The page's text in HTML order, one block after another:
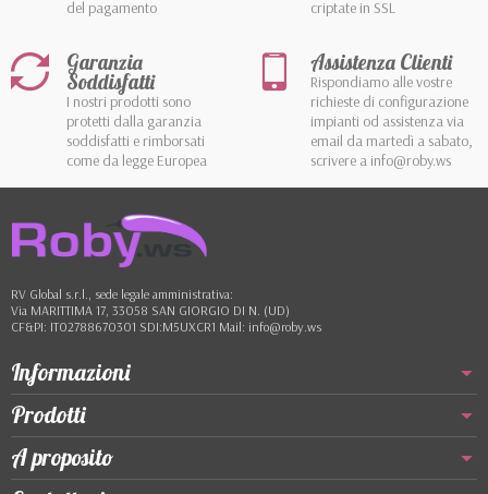
del pagamento
criptate in SSL
Garanzia
Soddisfatti
I nostri prodotti sono
protetti dalla garanzia
soddisfatti e rimborsati
come da legge Europea
Assistenza Clienti
Rispondiamo alle vostre
richieste di configurazione
impianti od assistenza via
email da martedì a sabato,
scrivere a info@roby.ws
RV Global s.r.l., sede legale amministrativa:
Via MARITTIMA 17, 33058 SAN GIORGIO DI N. (UD)
CF&PI: IT02788670301 SDI:M5UXCR1 Mail: info@roby.ws
Informazioni
Prodotti
A proposito